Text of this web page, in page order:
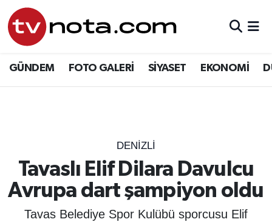
GÜNDEM FOTO GALERİ SİYASET EKONOMİ
DENIZLI
Tavaslı Elif Dilara Davulcu
Avrupa dart şampiyon oldu
Tavas Belediye Spor Kulübü sporcusu Elif
GÜNDEM
YURT
EĞİTİM
Hava Durumu
Son Dakika Haberleri
Haber Arşivi